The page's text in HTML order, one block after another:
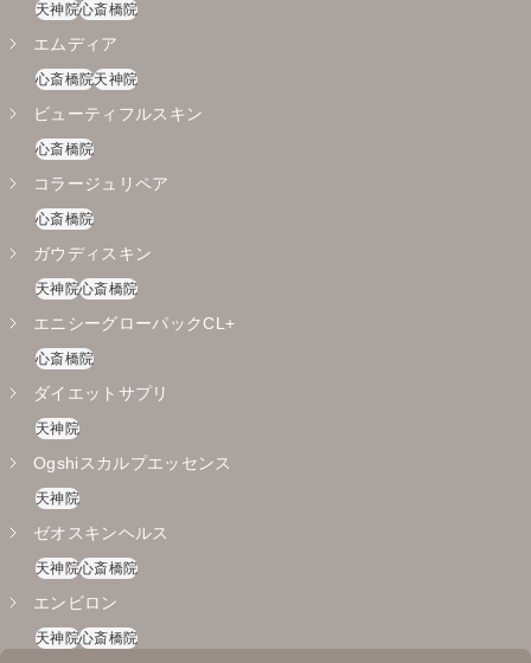
天神院心斎橋院
エムディア
心斎橋院天神院
ビューティフルスキン
心斎橋院
コラージュリペア
心斎橋院
ガウディスキン
天神院心斎橋院
エニシーグローパックCL+
心斎橋院
ダイエットサプリ
天神院
Ogshiスカルプエッセンス
天神院
ゼオスキンヘルス
天神院心斎橋院
エンビロン
天神院心斎橋院